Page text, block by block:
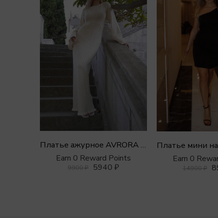
Платье ажурное AVRORA макси из хлопка с открытой спиной
Earn 0 Reward Points
9900₽ 5940 ₽
Платье мини
Earn 0
14900₽